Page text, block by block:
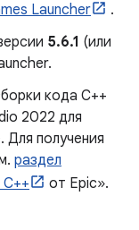
Launcher
.
5.6.1 (или
кода C++
2022 для
Для получения
раздел
от Epic».